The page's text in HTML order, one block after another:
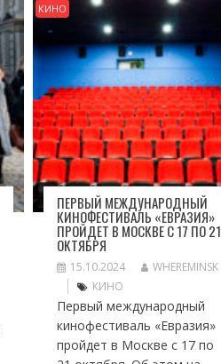
КИНО
ПЕРВЫЙ МЕЖДУНАРОДНЫЙ
КИНОФЕСТИВАЛЬ «ЕВРАЗИЯ»
ПРОЙДЕТ В МОСКВЕ С 17 ПО 21
ОКТЯБРЯ
15.10.2024
WHEREMINSK
КИНО
Первый международный
кинофестиваль «Евразия»
пройдет в Москве с 17 по